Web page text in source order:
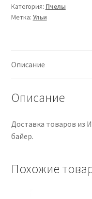
8
frames
Категория: Пчелы
Метка: Ульи
Описание
Описание
Доставка товаров из
байер.
Похожие